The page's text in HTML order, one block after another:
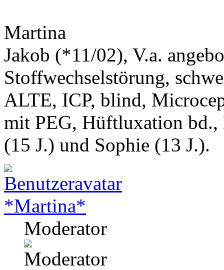
Martina
Jakob (*11/02), V.a.
Stoffwechselstörung,
ALTE, ICP, blind,
mit PEG, Hüftluxation bd.,
(15 J.) und Sophie (13 J.).
*Martina*
Moderator